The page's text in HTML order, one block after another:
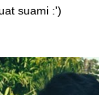
suami :')